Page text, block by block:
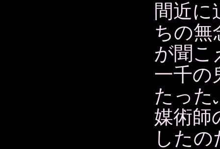
間近に
ちの無
が聞こ
一千の
たった
媒術師
した